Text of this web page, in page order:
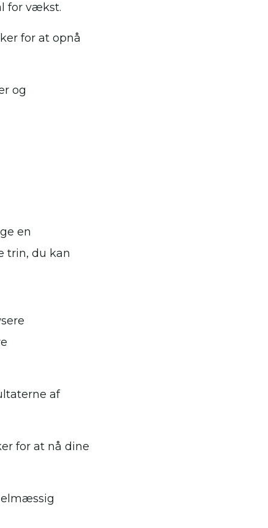
for vækst.
for at opnå
og
en
trin, du kan
af
for at nå dine